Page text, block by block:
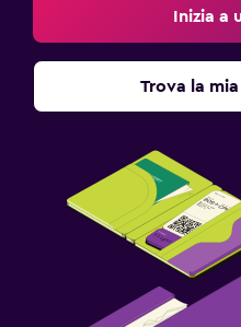
Inizia a
Trova la